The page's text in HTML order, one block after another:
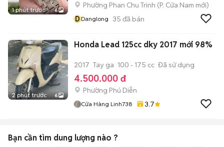
1 phút trước 6
Phường Phan Chu Trinh (P. Cửa Nam mới)
DDanglong 35 đã bán
2 phút trước 6
Honda Lead 125cc dky 2017 mới 98%
2017 Tay ga 100 - 175 cc Đã sử dụng
4.500.000 đ
Phường Phú Diễn
Cửa Hàng Linh738 3.7
Bạn cần tìm dung lượng nào ?